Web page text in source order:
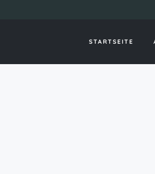
STARTSEITE